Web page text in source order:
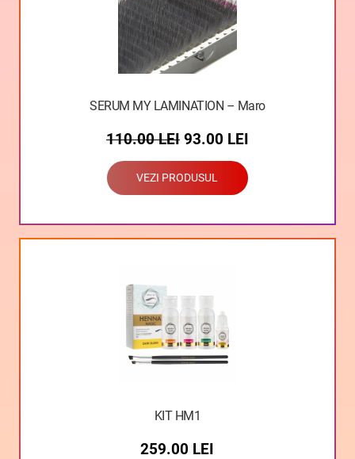
SERUM MY LAMINATION – Maro
110.00LEI 93.00 LEI
VEZI PRODUSUL
KIT HM1
259.00 LEI